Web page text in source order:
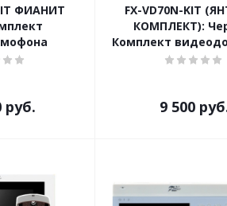
ФИАНИТ
руб.
FX-VD70N-KIT
КОМПЛЕКТ):
Комплект
9 500